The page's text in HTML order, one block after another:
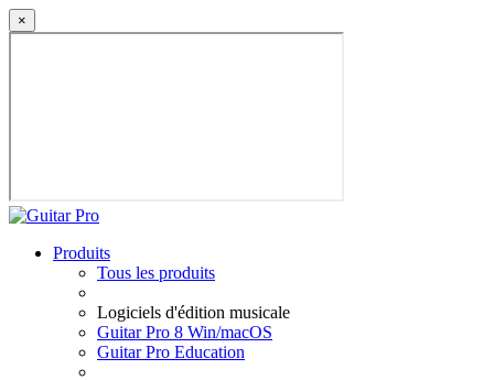
×
Produits
Tous les produits
Logiciels d'édition musicale
Guitar Pro 8 Win/macOS
Guitar Pro Education